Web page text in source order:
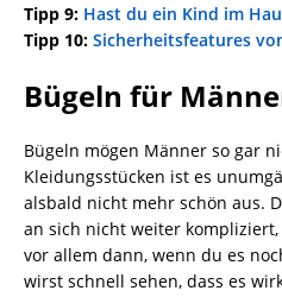
Tipp 9: Hast du ein Kind im
Tipp 10: Sicherheitsfeatures
Bügeln für
Bügeln mögen Männer so gar
Kleidungsstücken ist es
alsbald nicht mehr schön aus.
an sich nicht weiter
vor allem dann, wenn du es
wirst schnell sehen, dass es